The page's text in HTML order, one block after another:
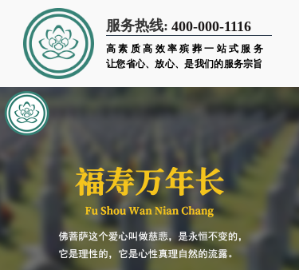
服务热线: 400-000-1116
高素质高效率殡葬一站式服务
让您省心、放心、是我们的服务宗旨